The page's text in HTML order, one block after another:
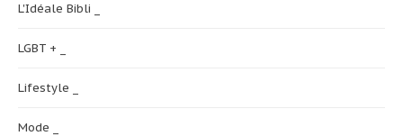
L'Idéale Bibli _
LGBT + _
Lifestyle _
Mode _